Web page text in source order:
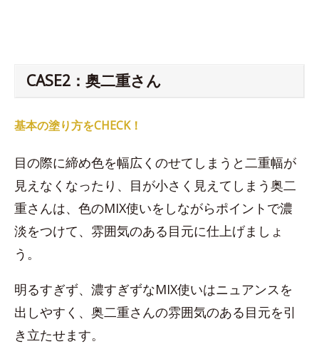
CASE2：奥二重さん
基本の塗り方をCHECK！
目の際に締め色を幅広くのせてしまうと二重幅が
見えなくなったり、目が小さく見えてしまう奥二
重さんは、色のMIX使いをしながらポイントで濃
淡をつけて、雰囲気のある目元に仕上げましょ
う。
明るすぎず、濃すぎずなMIX使いはニュアンスを
出しやすく、奥二重さんの雰囲気のある目元を引
き立たせます。